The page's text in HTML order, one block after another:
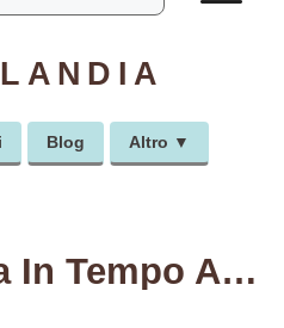
Blog Altro ▼
In Tempo A…